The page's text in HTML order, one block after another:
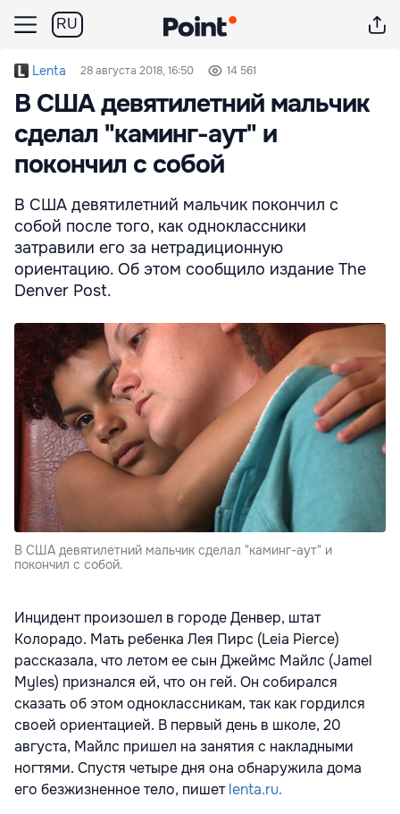
RU
Lenta 28 августа 2018, 16:50 14 561
В США девятилетний мальчик
сделал "каминг-аут" и
покончил с собой
В США девятилетний мальчик покончил с
собой после того, как одноклассники
затравили его за нетрадиционную
ориентацию. Об этом сообщило издание The
Denver Post.
В США девятилетний мальчик сделал "каминг-аут" и
покончил с собой.
Инцидент произошел в городе Денвер, штат
Колорадо. Мать ребенка Лея Пирс (Leia Pierce)
рассказала, что летом ее сын Джеймс Майлс (Jamel
Myles) признался ей, что он гей. Он собирался
сказать об этом одноклассникам, так как гордился
своей ориентацией. В первый день в школе, 20
августа, Майлс пришел на занятия с накладными
ногтями. Спустя четыре дня она обнаружила дома
его безжизненное тело, пишетlenta.ru.